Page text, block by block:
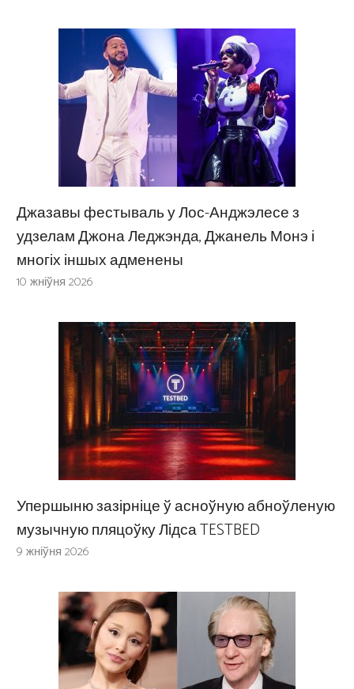
Джазавы фестываль у Лос-Анджэлесе з
удзелам Джона Леджэнда, Джанель Монэ і
многіх іншых адменены
10 жніўня 2026
Упершыню зазірніце ў асноўную абноўленую
музычную пляцоўку Лідса TESTBED
9 жніўня 2026